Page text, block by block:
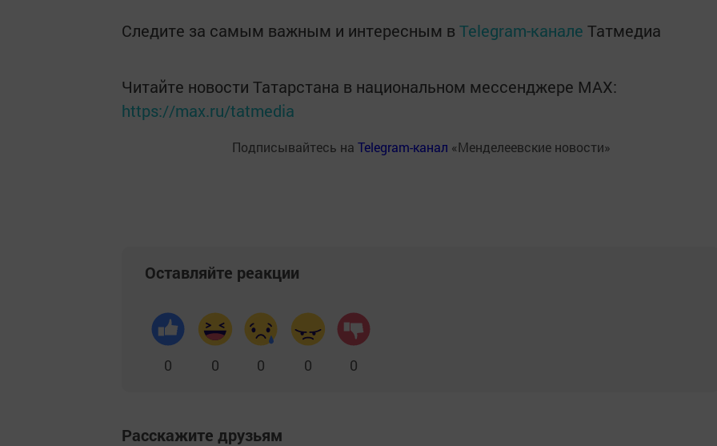
Следите за самым важным и интересным в Telegram-канале Татмедиа
Читайте новости Татарстана в национальном мессенджере MАХ:
https://max.ru/tatmedia
Подписывайтесь на Telegram-канал «Менделеевские новости»
Оставляйте реакции
0 0 0 0 0
Расскажите друзьям